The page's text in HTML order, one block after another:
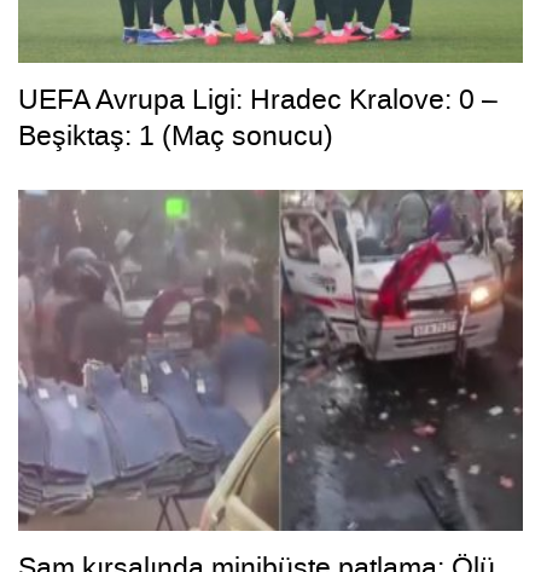
UEFA Avrupa Ligi: Hradec Kralove: 0 –
Beşiktaş: 1 (Maç sonucu)